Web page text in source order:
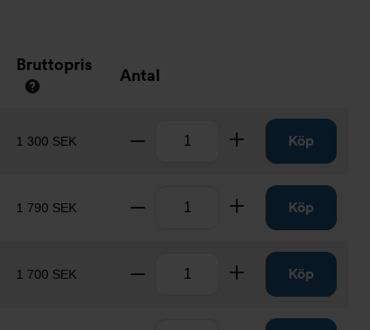
Bruttopris
Antal
1 300 SEK Ta bort Lägg tillKöp
1 790 SEK Ta bort Lägg tillKöp
1 700 SEK Ta bort Lägg tillKöp